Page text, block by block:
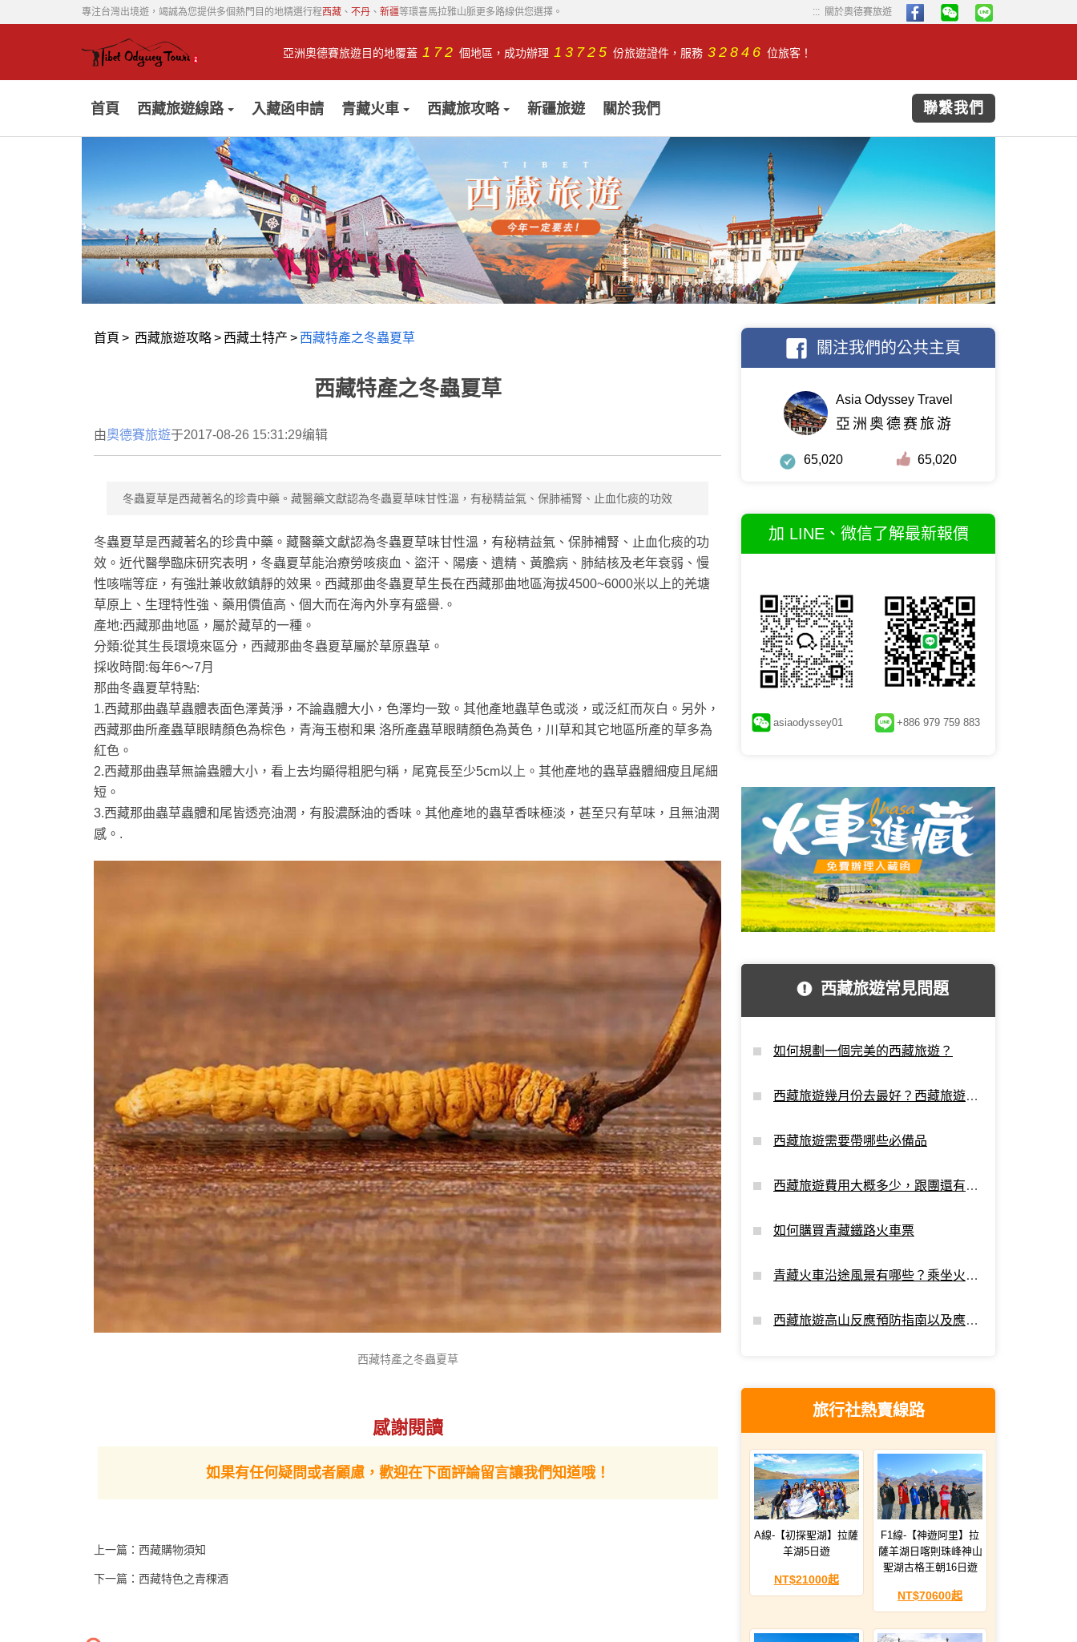
專注台灣出境遊，竭誠為您提供多個熱門目的地精選行程西藏 、 不丹 、 新疆等環喜馬拉雅山脈更多路線供您選擇。 ...
... 關於奧德賽旅遊
亞洲奧德賽旅遊目的地覆蓋 172 個地區，成功辦理 13725 份旅遊證件，服務 32846 位旅客！
首頁 西藏旅遊線路 入藏函申請 青藏火車 西藏旅攻略 新疆旅遊 關於我們 聯繫我們
首頁 > 西藏旅遊攻略> 西藏土特产 > 西藏特產之冬蟲夏草
西藏特產之冬蟲夏草
由奧德賽旅遊于2017-08-26 15:31:29编辑
冬蟲夏草是西藏著名的珍貴中藥。藏醫藥文獻認為冬蟲夏草味甘性溫，有秘精益氣、保肺補腎、止血化痰的功效
冬蟲夏草是西藏著名的珍貴中藥。藏醫藥文獻認為冬蟲夏草味甘性溫，有秘精益氣、保肺補腎、止血化痰的功
效。近代醫學臨床研究表明，冬蟲夏草能治療勞咳痰血、盜汗、陽痿、遺精、黃膽病、肺結核及老年衰弱、慢
性咳喘等症，有強壯兼收斂鎮靜的效果。西藏那曲冬蟲夏草生長在西藏那曲地區海拔4500~6000米以上的羌塘
草原上、生理特性強、藥用價值高、個大而在海內外享有盛譽.。
產地:西藏那曲地區，屬於藏草的一種。
分類:從其生長環境來區分，西藏那曲冬蟲夏草屬於草原蟲草。
採收時間:每年6～7月
那曲冬蟲夏草特點:
1.西藏那曲蟲草蟲體表面色澤黃淨，不論蟲體大小，色澤均一致。其他產地蟲草色或淡，或泛紅而灰白。另外，
西藏那曲所產蟲草眼睛顏色為棕色，青海玉樹和果 洛所產蟲草眼睛顏色為黃色，川草和其它地區所產的草多為
紅色。
2.西藏那曲蟲草無論蟲體大小，看上去均顯得粗肥勻稱，尾寬長至少5cm以上。其他產地的蟲草蟲體細瘦且尾細
短。
3.西藏那曲蟲草蟲體和尾皆透亮油潤，有股濃酥油的香味。其他產地的蟲草香味極淡，甚至只有草味，且無油潤
感。.
西藏特產之冬蟲夏草
感謝閱讀
如果有任何疑問或者顧慮，歡迎在下面評論留言讓我們知道哦！
上一篇： 西藏購物須知
下一篇： 西藏特色之青稞酒
關注我們的公共主頁
Asia Odyssey Travel
亞洲奥德赛旅游
65,020 65,020
加 LINE、微信了解最新報價
asiaodyssey01 +886 979 759 883
西藏旅遊常見問題
如何規劃一個完美的西藏旅遊？
西藏旅遊幾月份去最好？西藏旅遊最
西藏旅遊需要帶哪些必備品
西藏旅遊費用大概多少，跟團還有額
如何購買青藏鐵路火車票
青藏火車沿途風景有哪些？乘坐火車
西藏旅遊高山反應預防指南以及應對
旅行社熱賣線路
A線-【初探聖湖】拉薩
羊湖5日遊
NT$21000起
F1線-【神遊阿里】拉
薩羊湖日喀則珠峰神山
聖湖古格王朝16日遊
NT$70600起